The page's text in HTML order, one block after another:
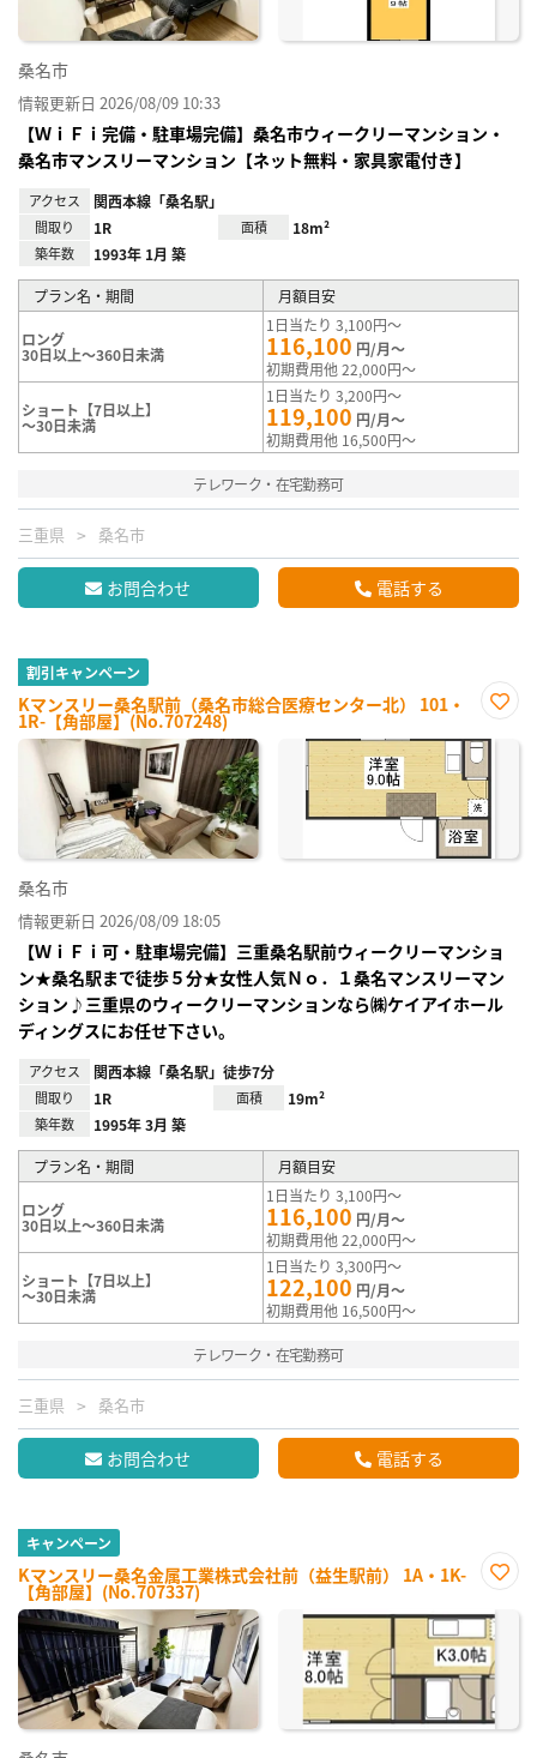
桑名市
情報更新日 2026/08/09 10:33
【ＷｉＦｉ完備・駐車場完備】桑名市ウィークリーマンション・
桑名市マンスリーマンション【ネット無料・家具家電付き】
アクセス 関西本線「桑名駅」
間取り 1R 面積 18m²
築年数 1993年 1月 築
プラン名・期間 月額目安
ロング
30日以上～360日未満
1日当たり 3,100円～
116,100 円/月～
初期費用他 22,000円～
ショート【7日以上】
～30日未満
1日当たり 3,200円～
119,100 円/月～
初期費用他 16,500円～
テレワーク・在宅勤務可
三重県 桑名市
お問合わせ 電話する
割引キャンペーン
Kマンスリー桑名駅前（桑名市総合医療センター北） 101・
1R-【角部屋】(No.707248)
に入
り登
録
桑名市
情報更新日 2026/08/09 18:05
【ＷｉＦｉ可・駐車場完備】三重桑名駅前ウィークリーマンショ
ン★桑名駅まで徒歩５分★女性人気Ｎｏ．１桑名マンスリーマン
ション♪三重県のウィークリーマンションなら㈱ケイアイホール
ディングスにお任せ下さい。
アクセス 関西本線「桑名駅」徒歩7分
間取り 1R 面積 19m²
築年数 1995年 3月 築
プラン名・期間 月額目安
ロング
30日以上～360日未満
1日当たり 3,100円～
116,100 円/月～
初期費用他 22,000円～
ショート【7日以上】
～30日未満
1日当たり 3,300円～
122,100 円/月～
初期費用他 16,500円～
テレワーク・在宅勤務可
三重県 桑名市
お問合わせ 電話する
キャンペーン
Kマンスリー桑名金属工業株式会社前（益生駅前） 1A・1K-
【角部屋】(No.707337)
に入
り登
録